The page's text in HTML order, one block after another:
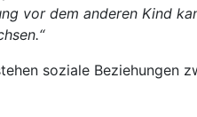
vor dem anderen Kind
soziale Beziehungen